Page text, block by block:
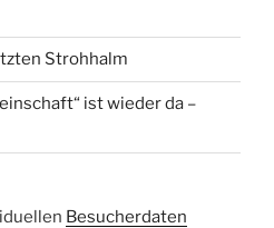
Strohhalm
ist wieder da –
Besucherdaten